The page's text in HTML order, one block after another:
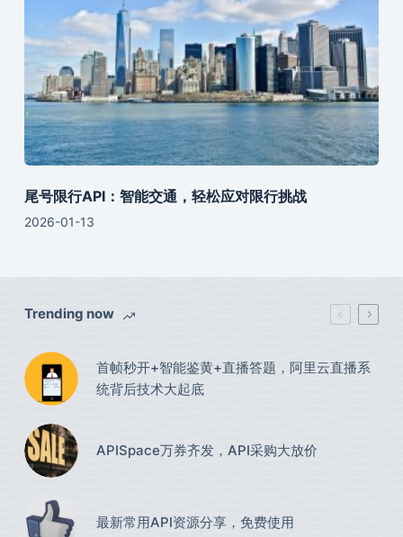
尾号限行API：智能交通，轻松应对限行挑战
2026-01-13
Trending now
首帧秒开+智能鉴黄+直播答题，阿里云直播系
统背后技术大起底
APISpace万券齐发，API采购大放价
最新常用API资源分享，免费使用​